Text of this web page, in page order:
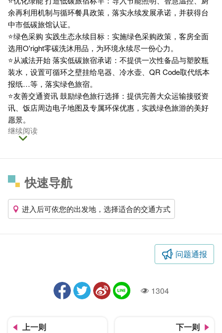
余再利用机制与循环餐具政策，落实永续发展承诺，并获得台
中市低碳旅馆认证。
⭐绿色采购 实践生态永续目标：实施绿色采购政策，客房全面
选用O'right零碳洗沐用品，为环境永续尽一份心力。
⭐从减法开始 落实低碳旅宿承诺：不提供一次性备品与塑胶瓶
装水，设置可循环之壁挂给皂器、冷水壶、QR Code取代纸本
报纸…等，落实绿色旅宿。
⭐友善交通资讯 鼓励绿色旅行选择：提供完善大众运输接驳资
讯、饭店周边电子地图及专属环保优惠，实践绿色旅游的美好
愿景。
继续阅读
快速导航
进入后可依您的出发地，选择适合的交通方式
问题通报
人气1304
上一则 下一则